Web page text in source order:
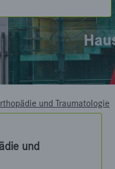
und Traumatologie
und